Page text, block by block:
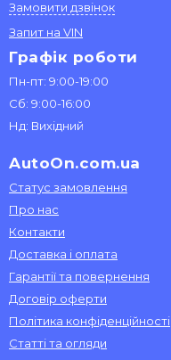
Замовити дзвінок
Запит на VIN
Графік роботи
Пн-пт: 9:00-19:00
Сб: 9:00-16:00
Нд: Вихідний
AutoOn.com.ua
Статус замовлення
Про нас
Контакти
Доставка і оплата
Гарантії та повернення
Договір оферти
Політика конфіденційності
Статті та огляди